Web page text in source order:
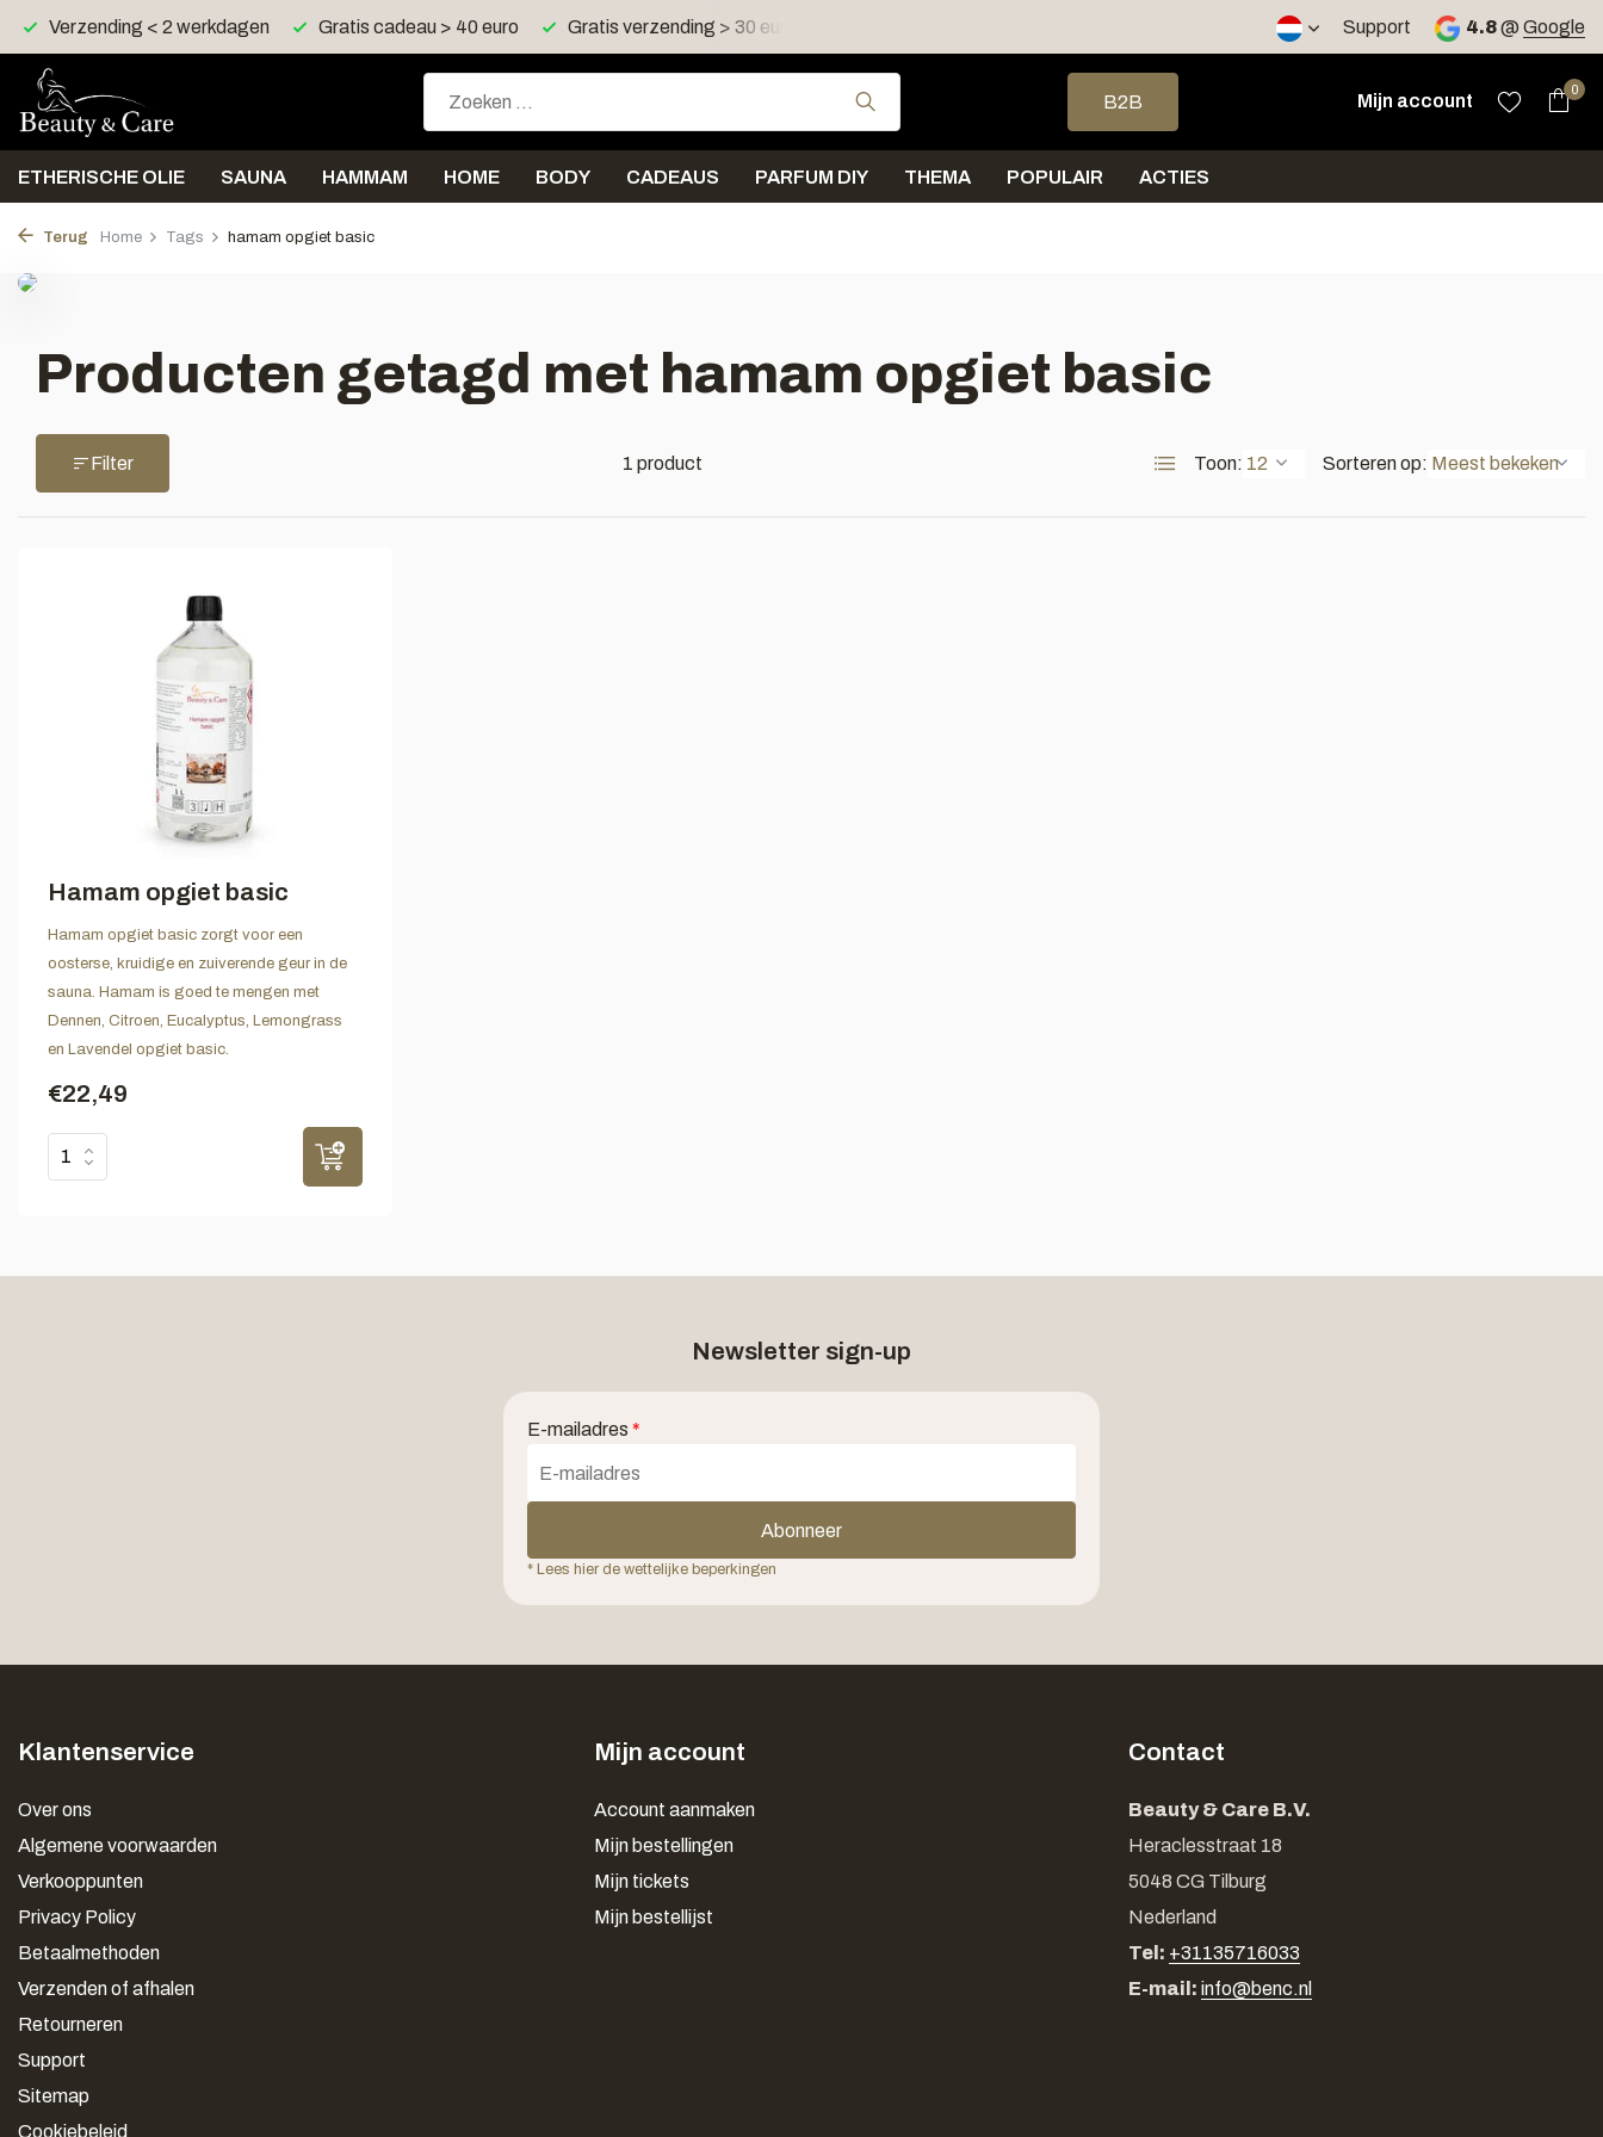
Verzending < 2 werkdagen Gratis cadeau > 40 euro Gratis verzending > 30 euro in NL en BE Support 4.8@ Google
Gebruik de pijltjes op en neer om een beschikbaar resultaat te selecteren. Druk
B2B
Mijn account
0
ETHERISCHE OLIE SAUNA HAMMAM HOME BODY CADEAUS PARFUM DIY THEMA POPULAIR ACTIES
Terug Home Tags hamam opgiet basic
Producten getagd met hamam opgiet basic
Filter 1 product Toon: Sorteren op:
Hamam opgiet basic
Hamam opgiet basic zorgt voor een
oosterse, kruidige en zuiverende geur in de
sauna. Hamam is goed te mengen met
Dennen, Citroen, Eucalyptus, Lemongrass
en Lavendel opgiet basic.
€22,49
Newsletter sign-up
E-mailadres *
Abonneer
* Lees hier de wettelijke beperkingen
Klantenservice
Over ons
Algemene voorwaarden
Verkooppunten
Privacy Policy
Betaalmethoden
Verzenden of afhalen
Retourneren
Support
Sitemap
Cookiebeleid
Mijn account
Account aanmaken
Mijn bestellingen
Mijn tickets
Mijn bestellijst
Contact
Beauty & Care B.V.
Heraclesstraat 18
5048 CG Tilburg
Nederland
Tel: +31135716033
E-mail: info@benc.nl